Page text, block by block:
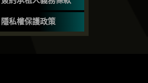
隱私權保護政策